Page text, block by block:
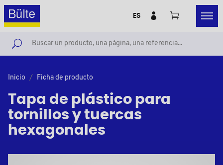
ES
Inicio Ficha de producto
Tapa de plástico para
tornillos y tuercas
hexagonales